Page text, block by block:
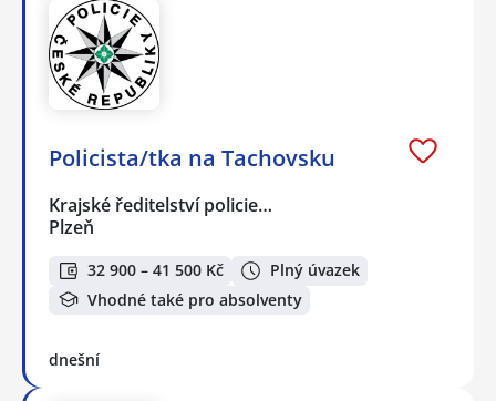
Policista/tka na Tachovsku
Krajské ředitelství policie…
Plzeň
32 900 – 41 500 Kč
Plný úvazek
Vhodné také pro absolventy
dnešní